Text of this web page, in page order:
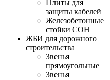
Плиты для
защиты кабелей
Железобетонные
стойки СОН
ЖБИ для дорожного
строительства
Звенья
прямоугольные
Звенья